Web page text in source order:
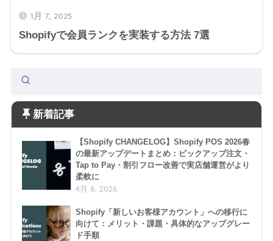
1月 7, 2025
Shopifyで会員ランクを実装する方法 7選
新着記事
【Shopify CHANGELOG】Shopify POS 2026春
の最新アップデートまとめ：ピックアップ注文・
Tap to Pay・割引フロー改善で実店舗運営がより
柔軟に
4月 8, 2026
Shopify「新しいお客様アカウント」への移行に
向けて：メリット・課題・具体的なアップグレー
ド手順